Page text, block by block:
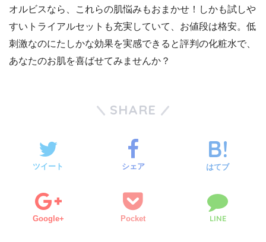
オルビスなら、これらの肌悩みもおまかせ！しかも試しや
すいトライアルセットも充実していて、お値段は格安。 低
刺激なのにたしかな効果を実感できると評判の化粧水で、
あなたのお肌を喜ばせてみませんか？
SHARE
ツイート シェア はてブ
Google+ Pocket LINE